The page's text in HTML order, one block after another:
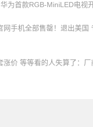
为首款RGB-MiniLED电视
网手机全部售罄！退出美国
涨价 等等看的人失算了：厂